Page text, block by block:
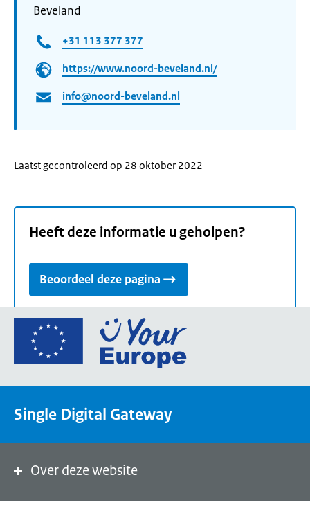
Beveland
+31 113 377 377
https://www.noord-beveland.nl/
info@noord-beveland.nl
Laatst gecontroleerd op 28 oktober 2022
Heeft deze informatie u geholpen?
Beoordeel deze pagina
Ga
de
een
de
Single Digital Gateway
Over deze website